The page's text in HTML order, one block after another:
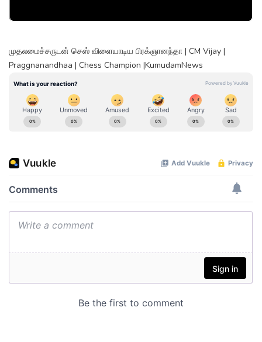
முதலமைச்சருடன் செஸ் விளையாடிய பிரக்ஞானந்தா | CM Vijay |
Praggnanandhaa | Chess Champion |KumudamNews